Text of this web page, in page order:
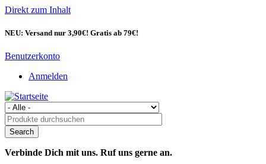
Direkt zum Inhalt
NEU: Versand nur 3,90€! Gratis ab 79€!
Benutzerkonto
Anmelden
Verbinde Dich mit uns. Ruf uns gerne an.